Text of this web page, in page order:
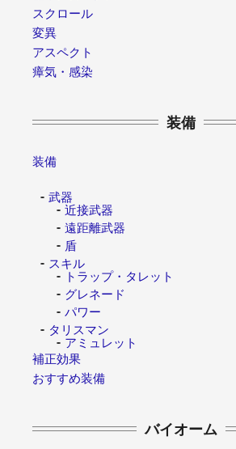
スクロール
変異
アスペクト
瘴気・感染
装備
装備
武器
近接武器
遠距離武器
盾
スキル
トラップ・タレット
グレネード
パワー
タリスマン
アミュレット
補正効果
おすすめ装備
バイオーム